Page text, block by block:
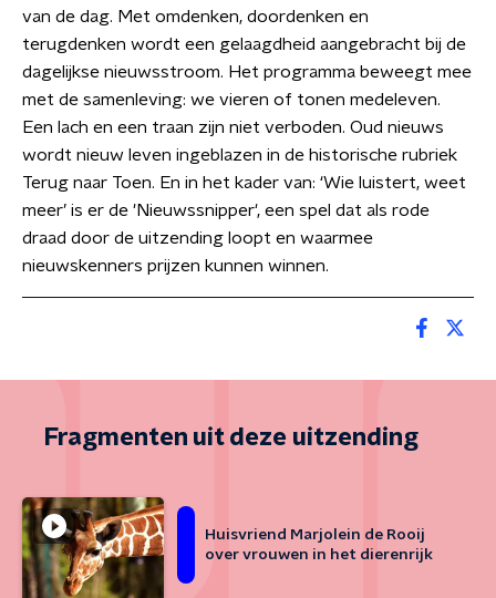
van de dag. Met omdenken, doordenken en
terugdenken wordt een gelaagdheid aangebracht bij de
dagelijkse nieuwsstroom. Het programma beweegt mee
met de samenleving: we vieren of tonen medeleven.
Een lach en een traan zijn niet verboden. Oud nieuws
wordt nieuw leven ingeblazen in de historische rubriek
Terug naar Toen. En in het kader van: ‘Wie luistert, weet
meer’ is er de 'Nieuwssnipper', een spel dat als rode
draad door de uitzending loopt en waarmee
nieuwskenners prijzen kunnen winnen.
Fragmenten uit deze uitzending
Huisvriend Marjolein de Rooij
over vrouwen in het dierenrijk